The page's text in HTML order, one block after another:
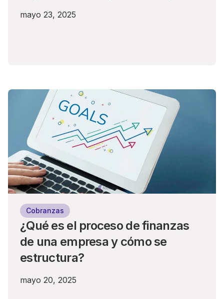
mayo 23, 2025
Cobranzas
¿Qué es el proceso de finanzas
de una empresa y cómo se
estructura?
mayo 20, 2025